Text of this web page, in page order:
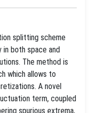
splitting scheme
in both space and
The method is
which allows to
A novel
term, coupled
spurious extrema,